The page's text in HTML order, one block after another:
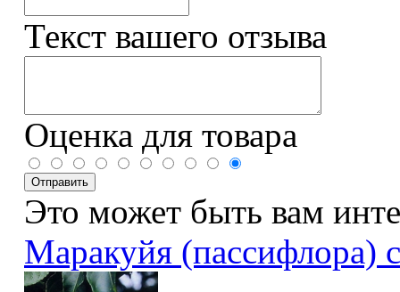
Текст вашего отзыва
Оценка для товара
Это может быть вам
Маракуйя (пассифлора)